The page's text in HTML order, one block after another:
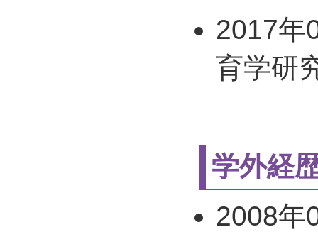
2017年
育学研
学外経
2008年